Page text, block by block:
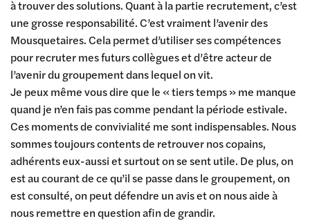
à trouver des solutions. Quant à la partie recrutement, c’est
une grosse responsabilité. C’est vraiment l’avenir des
Mousquetaires. Cela permet d’utiliser ses compétences
pour recruter mes futurs collègues et d’être acteur de
l’avenir du groupement dans lequel on vit.
Je peux même vous dire que le « tiers temps » me manque
quand je n’en fais pas comme pendant la période estivale.
Ces moments de convivialité me sont indispensables. Nous
sommes toujours contents de retrouver nos copains,
adhérents eux-aussi et surtout on se sent utile. De plus, on
est au courant de ce qu’il se passe dans le groupement, on
est consulté, on peut défendre un avis et on nous aide à
nous remettre en question afin de grandir.